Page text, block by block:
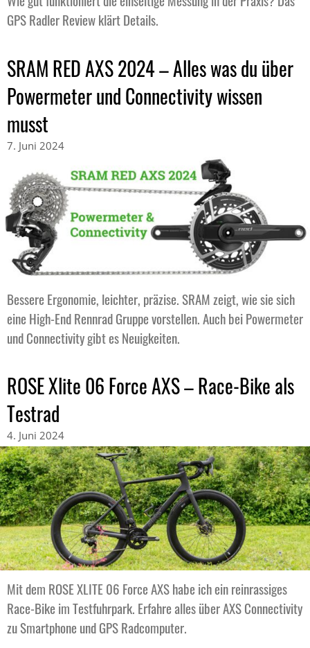
GPS Radler Review klärt Details.
SRAM RED AXS 2024 – Alles was du über
Powermeter und Connectivity wissen
musst
7. Juni 2024
Bessere Ergonomie, leichter, präzise. SRAM zeigt, wie sie sich
eine High-End Rennrad Gruppe vorstellen. Auch bei Powermeter
und Connectivity gibt es Neuigkeiten.
ROSE Xlite 06 Force AXS – Race-Bike als
Testrad
4. Juni 2024
Mit dem ROSE XLITE 06 Force AXS habe ich ein reinrassiges
Race-Bike im Testfuhrpark. Erfahre alles über AXS Connectivity
zu Smartphone und GPS Radcomputer.